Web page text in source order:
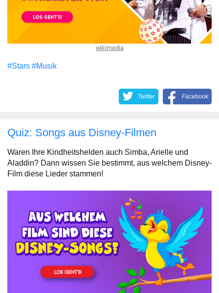
wikimedia
#Stars #Musik
Twitter Facebook
Quiz: Songs aus Disney-Filmen
Waren Ihre Kindheitshelden auch Simba, Arielle und
Aladdin? Dann wissen Sie bestimmt, aus welchem Disney-
Film diese Lieder stammen!